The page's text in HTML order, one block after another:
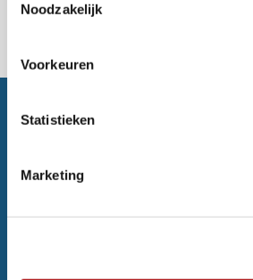
Noodzakelijk
Voorkeuren
Statistieken
Marketing